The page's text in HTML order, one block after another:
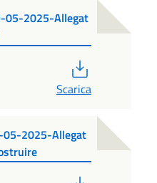
05-2025-Allegat
Scarica
05-2025-Allegat